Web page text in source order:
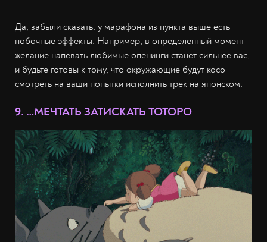
Да, забыли сказать: у марафона из пункта выше есть
побочные эффекты. Например, в определенный момент
желание напевать любимые опенинги станет сильнее вас,
и будьте готовы к тому, что окружающие будут косо
смотреть на ваши попытки исполнить трек на японском.
9. …МЕЧТАТЬ ЗАТИСКАТЬ ТОТОРО